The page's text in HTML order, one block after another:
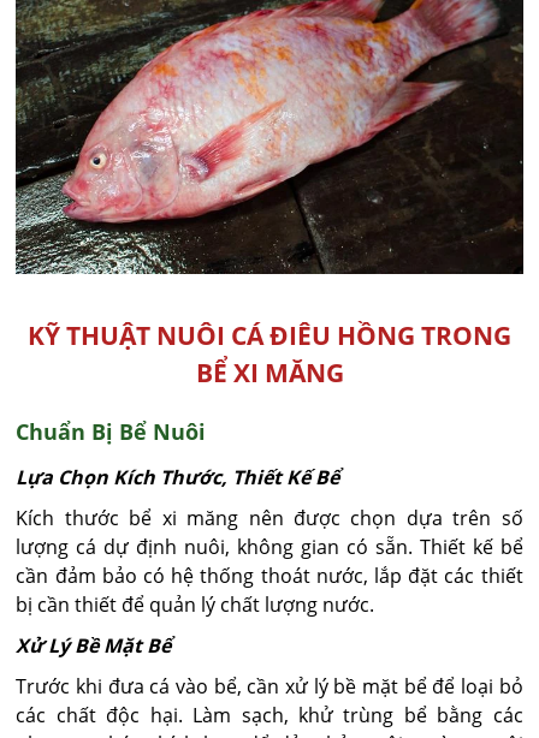
KỸ THUẬT NUÔI CÁ ĐIÊU HỒNG TRONG
BỂ XI MĂNG
Chuẩn Bị Bể Nuôi
Lựa Chọn Kích Thước, Thiết Kế Bể
Kích thước bể xi măng nên được chọn dựa trên số
lượng cá dự định nuôi, không gian có sẵn. Thiết kế bể
cần đảm bảo có hệ thống thoát nước, lắp đặt các thiết
bị cần thiết để quản lý chất lượng nước.
Xử Lý Bề Mặt Bể
Trước khi đưa cá vào bể, cần xử lý bề mặt bể để loại bỏ
các chất độc hại. Làm sạch, khử trùng bể bằng các